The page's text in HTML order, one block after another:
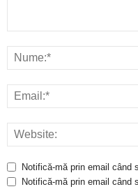
Notifică-mă prin email când
Notifică-mă prin email când